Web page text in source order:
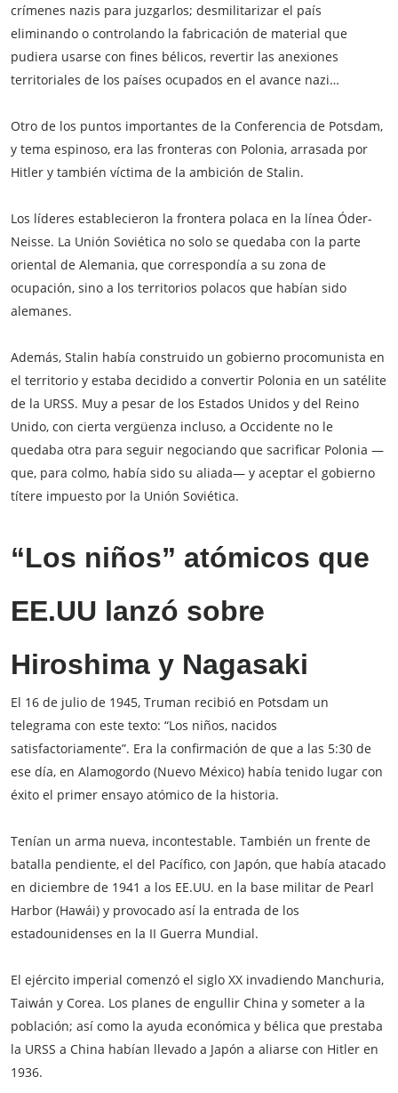
crímenes nazis para juzgarlos; desmilitarizar el país
eliminando o controlando la fabricación de material que
pudiera usarse con fines bélicos, revertir las anexiones
territoriales de los países ocupados en el avance nazi…
Otro de los puntos importantes de la Conferencia de Potsdam,
y tema espinoso, era las fronteras con Polonia, arrasada por
Hitler y también víctima de la ambición de Stalin.
Los líderes establecieron la frontera polaca en la línea Óder-
Neisse. La Unión Soviética no solo se quedaba con la parte
oriental de Alemania, que correspondía a su zona de
ocupación, sino a los territorios polacos que habían sido
alemanes.
Además, Stalin había construido un gobierno procomunista en
el territorio y estaba decidido a convertir Polonia en un satélite
de la URSS. Muy a pesar de los Estados Unidos y del Reino
Unido, con cierta vergüenza incluso, a Occidente no le
quedaba otra para seguir negociando que sacrificar Polonia —
que, para colmo, había sido su aliada— y aceptar el gobierno
títere impuesto por la Unión Soviética.
“Los niños” atómicos que
EE.UU lanzó sobre
Hiroshima y Nagasaki
El 16 de julio de 1945, Truman recibió en Potsdam un
telegrama con este texto: “Los niños, nacidos
satisfactoriamente”. Era la confirmación de que a las 5:30 de
ese día, en Alamogordo (Nuevo México) había tenido lugar con
éxito el primer ensayo atómico de la historia.
Tenían un arma nueva, incontestable. También un frente de
batalla pendiente, el del Pacífico, con Japón, que había atacado
en diciembre de 1941 a los EE.UU. en la base militar de Pearl
Harbor (Hawái) y provocado así la entrada de los
estadounidenses en la II Guerra Mundial.
El ejército imperial comenzó el siglo XX invadiendo Manchuria,
Taiwán y Corea. Los planes de engullir China y someter a la
población; así como la ayuda económica y bélica que prestaba
la URSS a China habían llevado a Japón a aliarse con Hitler en
1936.